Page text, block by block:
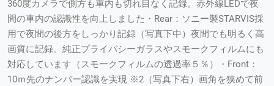
360度カメラで側方も車内も切れ目なく記録。赤外線LEDで夜
間の車内の認識性を向上しました・Rear：ソニー製STARVIS採
用で夜間の後方をしっかり記録（写真下中）夜間でも明るく高
画質に記録。純正プライバシーガラスやスモークフィルムにも
対応しています（スモークフィルムの透過率５％）・Front：
10ｍ先のナンバー認識を実現 ※2（写真下右）画角を狭めて前